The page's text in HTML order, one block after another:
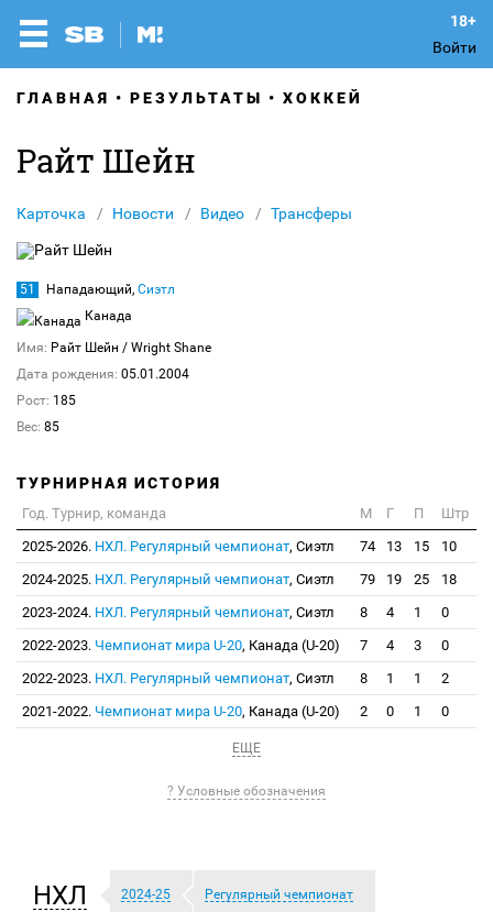
Войти
ГЛАВНАЯ РЕЗУЛЬТАТЫ ХОККЕЙ
Райт Шейн
Карточка Новости Видео Трансферы
51 Нападающий, Сиэтл
Канада
Имя: Райт Шейн / Wright Shane
Дата рождения: 05.01.2004
Рост: 185
Вес: 85
ТУРНИРНАЯ ИСТОРИЯ
Год. Турнир, команда М Г П
Штр
2025-2026. НХЛ. Регулярный чемпионат, Сиэтл 74 13 15
10
2024-2025. НХЛ. Регулярный чемпионат, Сиэтл 79 19 25
18
2023-2024. НХЛ. Регулярный чемпионат, Сиэтл 8 4 1
0
2022-2023. Чемпионат мира U-20, Канада (U-20) 7 4 3
0
2022-2023. НХЛ. Регулярный чемпионат, Сиэтл 8 1 1
2
2021-2022. Чемпионат мира U-20, Канада (U-20) 2 0 1 0
ЕЩЕ
? Условные обозначения
НХЛ 2024-25 Регулярный чемпионат